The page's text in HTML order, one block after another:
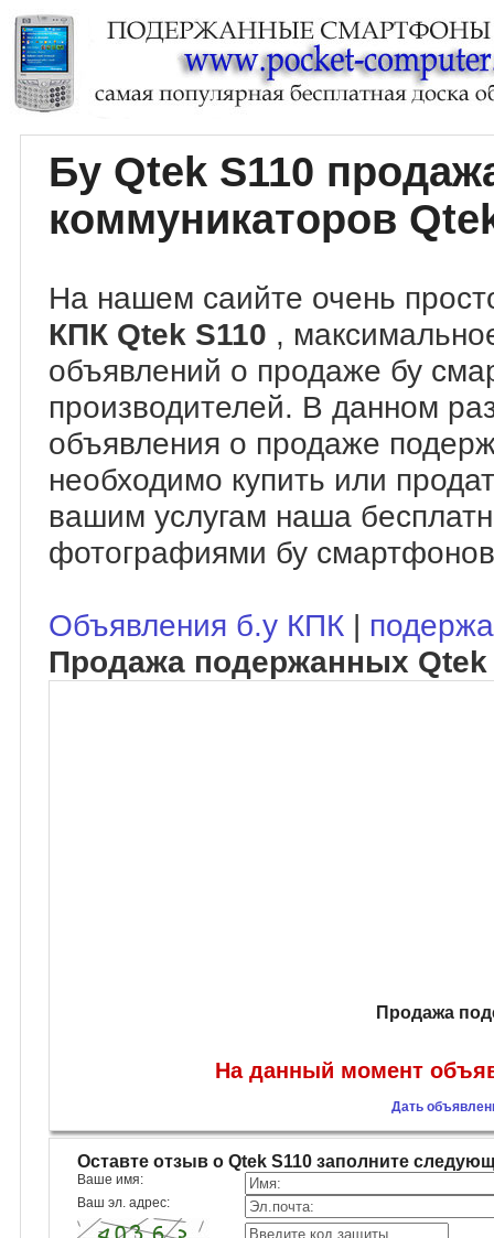
Бу Qtek S110
коммуникаторов
На нашем саийте очень
КПК Qtek S110 ,
объявлений о продаже бу
производителей. В данном
объявления о продаже
необходимо купить или
вашим услугам наша
фотографиями бу
Объявления б.у КПК |
Продажа подержанных Qtek
Продажа
На данный момент
Дать
Оставте отзыв о Qtek S110 заполните
Ваше имя:
Ваш эл. адрес: